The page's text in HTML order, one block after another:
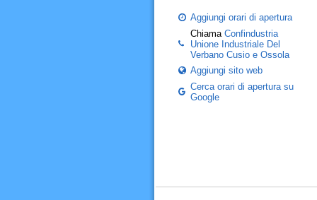
Aggiungi orari di apertura
Chiama Confindustria
Unione Industriale Del
Verbano Cusio e Ossola
Aggiungi sito web
Cerca orari di apertura su
Google